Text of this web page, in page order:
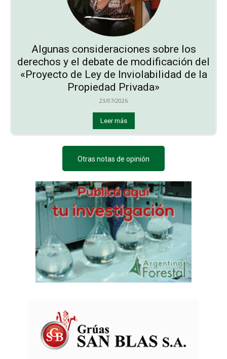
Algunas consideraciones sobre los
derechos y el debate de modificación del
«Proyecto de Ley de Inviolabilidad de la
Propiedad Privada»
23/07/2026
Leer más
Otras notas de opinión